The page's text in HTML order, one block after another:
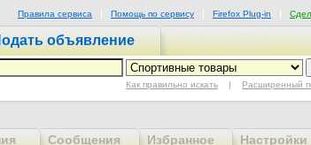
Правила сервиса Помощь по сервису Firefox Plug-in
объявление
Как правильно искать | Расширенный
Сообщения Избранное Настройки